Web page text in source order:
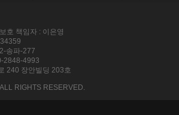
호 책임자 : 이은영
송파-277
2848-4993
240 장안빌딩 203호
RIGHTS RESERVED.